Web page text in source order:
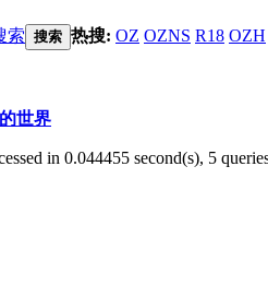
索 搜索 热搜: OZ OZNS R18 OZH
世界
in 0.044455 second(s), 5